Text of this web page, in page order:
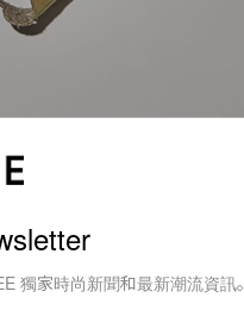
拆解回收，是極為挑戰
料的使用方式，因此
開創新的可能性，ISPA
獨家時尚新聞和最新潮流資訊。